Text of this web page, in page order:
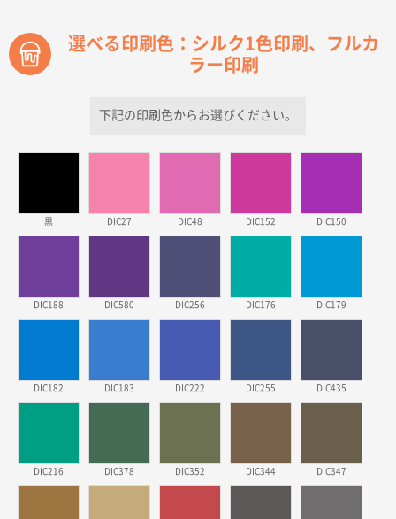
希望の商品、値段であった。いぜん注文したことがあ
東京都株社様
ECOワンポイントポリ袋 A4サイズ（白）500枚
埼玉県のお客様
安そうだった
選べる印刷色：シルク1色印刷、フルカ
ラー印刷
下記の印刷色からお選びください。
黒 DIC27 DIC48 DIC152 DIC150
DIC188 DIC580 DIC256 DIC176 DIC179
DIC182 DIC183 DIC222 DIC255 DIC435
DIC216 DIC378 DIC352 DIC344 DIC347